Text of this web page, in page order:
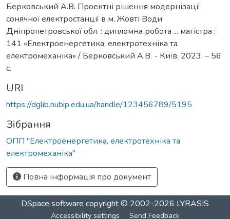
Берковський А.В. Проектні рішення модернізації
сонячної електростанції в м. Жовті Води
Дніпропетровської обл. : дипломна робота ... магістра :
141 «Електроенергетика, електротехніка та
електромеханіка» / Берковський А.В. - Київ, 2023. – 56
с.
URI
https://dglib.nubip.edu.ua/handle/123456789/5195
Зібрання
ОПП "Електроенергетика, електротехніка та
електромеханіка"
Повна інформація про документ
DSpace software copyright © 2002-2026 LYRASIS
Accessibility settings Send Feedback